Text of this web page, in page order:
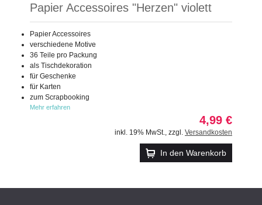
Papier Accessoires "Herzen" violett
Papier Accessoires
verschiedene Motive
36 Teile pro Packung
als Tischdekoration
für Geschenke
für Karten
zum Scrapbooking
Mehr erfahren
4,99 €
inkl. 19% MwSt. zzgl. Versandkosten
In den Warenkorb